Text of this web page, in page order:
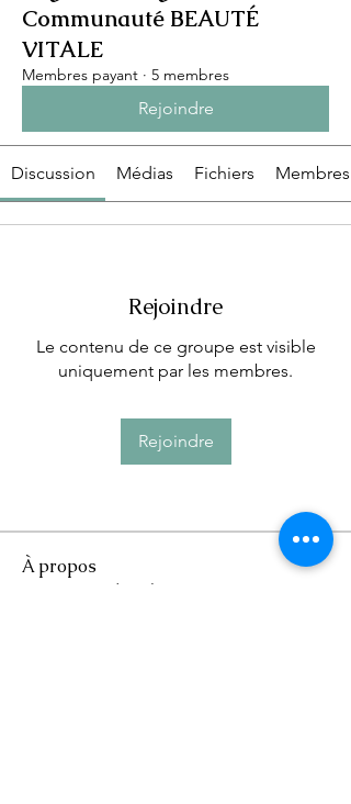
Communauté BEAUTÉ
VITALE
Membres payant · 5 membres
Rejoindre
Discussion Médias Fichiers Membres
Rejoindre
Le contenu de ce groupe est visible
uniquement par les membres.
Rejoindre
À propos
Bienvenue dans le groupe ! Vous